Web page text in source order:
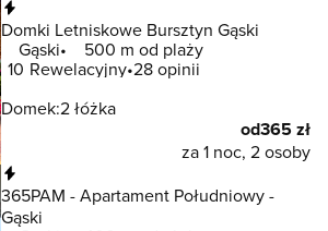
Domki Letniskowe Bursztyn Gąski
Gąski
500 m od plaży
10 Rewelacyjny 28 opinii
Domek:2 łóżka
od365 zł
za 1 noc, 2 osoby
365PAM - Apartament Południowy -
Gąski